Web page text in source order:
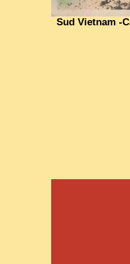
Sud Vietnam -